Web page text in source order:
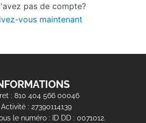
pas de compte?
vous maintenant
: 810 404 566 00046
Activité : 27390114139
le numéro : ID DD : 0071012.